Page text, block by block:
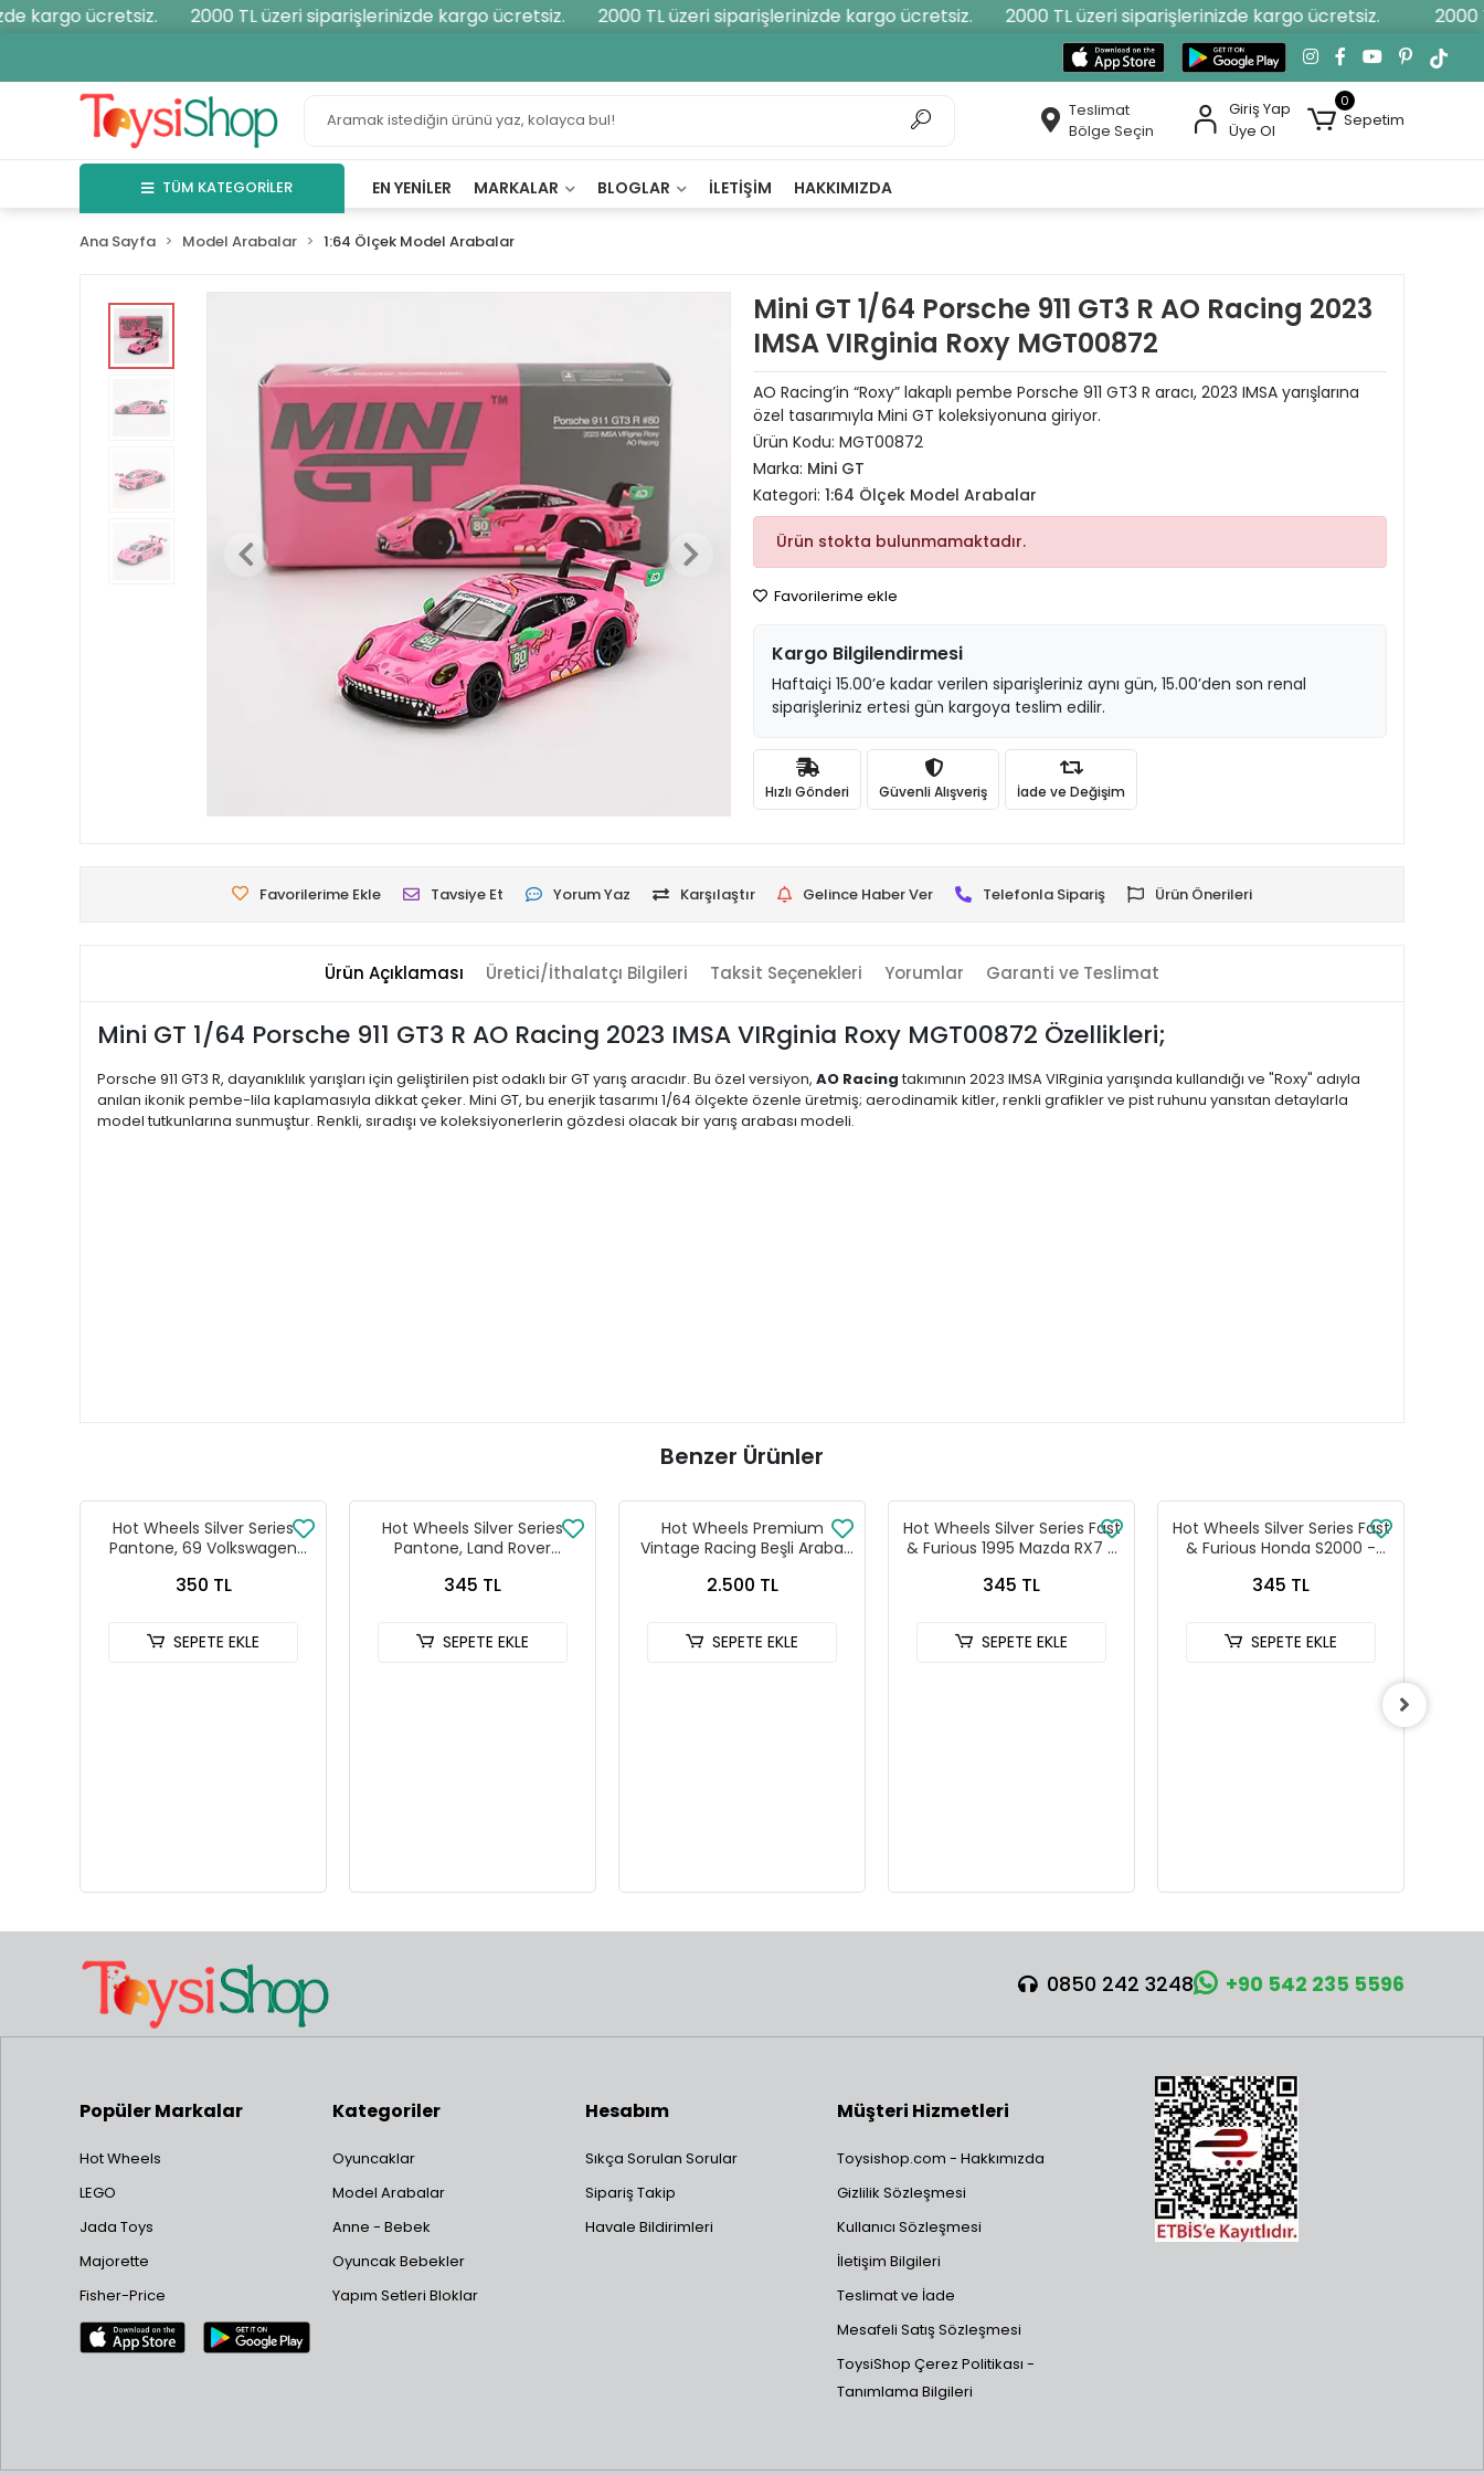
kargo ücretsiz. 2000 TL üzeri siparişlerinizde kargo ücretsiz. 2000 TL üzeri siparişlerinizde kargo ücretsiz. 2000 TL üzeri siparişlerinizde kargo ücretsiz. 2000
Teslimat
Bölge Seçin
Giriş Yap
Üye Ol
0
Sepetim
TÜM KATEGORİLER EN YENILER MARKALAR BLOGLAR İLETIŞIM HAKKIMIZDA
Ana Sayfa Model Arabalar 1:64 Ölçek Model Arabalar
Mini GT 1/64 Porsche 911 GT3 R AO Racing 2023
IMSA VIRginia Roxy MGT00872
AO Racing’in “Roxy” lakaplı pembe Porsche 911 GT3 R aracı, 2023 IMSA yarışlarına
özel tasarımıyla Mini GT koleksiyonuna giriyor.
Ürün Kodu: MGT00872
Marka: Mini GT
Kategori: 1:64 Ölçek Model Arabalar
Ürün stokta bulunmamaktadır.
Favorilerime ekle
Kargo Bilgilendirmesi
Haftaiçi 15.00’e kadar verilen siparişleriniz aynı gün, 15.00’den son renal
siparişleriniz ertesi gün kargoya teslim edilir.
Hızlı Gönderi Güvenli Alışveriş İade ve Değişim
Favorilerime Ekle Tavsiye Et Yorum Yaz Karşılaştır Gelince Haber Ver Telefonla Sipariş Ürün Önerileri
Ürün Açıklaması Üretici/İthalatçı Bilgileri Taksit Seçenekleri Yorumlar Garanti ve Teslimat
Mini GT 1/64 Porsche 911 GT3 R AO Racing 2023 IMSA VIRginia Roxy MGT00872 Özellikleri;
Porsche 911 GT3 R, dayanıklılık yarışları için geliştirilen pist odaklı bir GT yarış aracıdır. Bu özel versiyon, AO Racingtakımının 2023 IMSA VIRginia yarışında kullandığı ve "Roxy" adıyla
anılan ikonik pembe-lila kaplamasıyla dikkat çeker. Mini GT, bu enerjik tasarımı 1/64 ölçekte özenle üretmiş; aerodinamik kitler, renkli grafikler ve pist ruhunu yansıtan detaylarla
model tutkunlarına sunmuştur. Renkli, sıradışı ve koleksiyonerlerin gözdesi olacak bir yarış arabası modeli.
Benzer Ürünler
Hot Wheels Silver Series
Pantone, 69 Volkswagen
350 TL
SEPETE EKLE
Hot Wheels Silver Series
Pantone, Land Rover
345 TL
SEPETE EKLE
Hot Wheels Premium
Vintage Racing Beşli Araba
2.500 TL
SEPETE EKLE
Hot Wheels Silver Series Fast
& Furious 1995 Mazda RX7 -
345 TL
SEPETE EKLE
Hot Wheels Silver Series Fast
& Furious Honda S2000 -
345 TL
SEPETE EKLE
0850 242 3248 +90 542 235 5596
Popüler Markalar
Hot Wheels
LEGO
Jada Toys
Majorette
Fisher-Price
Kategoriler
Oyuncaklar
Model Arabalar
Anne - Bebek
Oyuncak Bebekler
Yapım Setleri Bloklar
Hesabım
Sıkça Sorulan Sorular
Sipariş Takip
Havale Bildirimleri
Müşteri Hizmetleri
Toysishop.com - Hakkımızda
Gizlilik Sözleşmesi
Kullanıcı Sözleşmesi
İletişim Bilgileri
Teslimat ve İade
Mesafeli Satış Sözleşmesi
ToysiShop Çerez Politikası -
Tanımlama Bilgileri